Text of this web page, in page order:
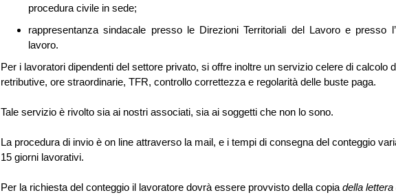
procedura civile in sede;
rappresentanza sindacale presso le Direzioni Territoriali del Lavoro e presso
lavoro.
Per i lavoratori dipendenti del settore privato, si offre inoltre un servizio celere di calcolo
retributive, ore straordinarie, TFR, controllo correttezza e regolarità delle buste paga.
Tale servizio è rivolto sia ai nostri associati, sia ai soggetti che non lo sono.
La procedura di invio è on line attraverso la mail, e i tempi di consegna del conteggio
15 giorni lavorativi.
Per la richiesta del conteggio il lavoratore dovrà essere provvisto della copia della